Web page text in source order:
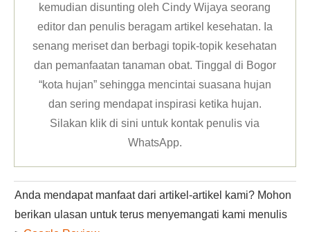
kemudian disunting oleh Cindy Wijaya seorang
editor dan penulis beragam artikel kesehatan. Ia
senang meriset dan berbagi topik-topik kesehatan
dan pemanfaatan tanaman obat. Tinggal di Bogor
“kota hujan” sehingga mencintai suasana hujan
dan sering mendapat inspirasi ketika hujan.
Silakan klikdi sini untuk kontak penulis via
WhatsApp.
Anda mendapat manfaat dari artikel-artikel kami? Mohon
berikan ulasan untuk terus menyemangati kami menulis